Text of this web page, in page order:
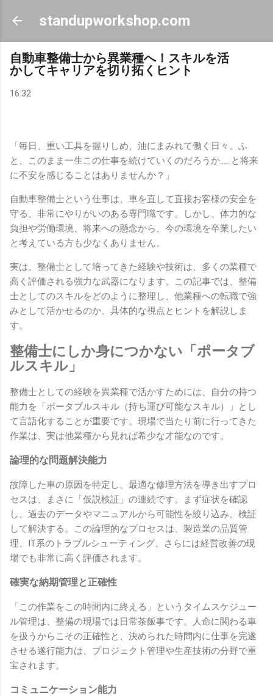
スキップしてメイン コンテンツに移動
standupworkshop.com
自動車整備士から異業種へ！スキルを活
かしてキャリアを切り拓くヒント
16:32
「毎日、重い工具を握りしめ、油にまみれて働く日々。ふ
と、このまま一生この仕事を続けていくのだろうか……と将来
に不安を感じることはありませんか？」
自動車整備士という仕事は、車を直して直接お客様の安全を
守る、非常にやりがいのある専門職です。しかし、体力的な
負担や労働環境、将来への懸念から、今の環境を卒業したい
と考えている方も少なくありません。
実は、整備士として培ってきた経験や技術は、多くの業種で
高く評価される強力な武器になります。この記事では、整備
士としてのスキルをどのように整理し、他業種への転職で強
みとして活かせるのか、具体的な視点とヒントを解説しま
す。
整備士にしか身につかない「ポータブ
ルスキル」
整備士としての経験を異業種で活かすためには、自分の持つ
能力を「ポータブルスキル（持ち運び可能なスキル）」とし
て言語化することが重要です。現場で当たり前に行ってきた
作業は、実は他業種から見れば希少な才能なのです。
論理的な問題解決能力
故障した車の原因を特定し、最適な修理方法を導き出すプロ
セスは、まさに「仮説検証」の連続です。まず症状を確認
し、過去のデータやマニュアルから可能性を絞り込み、検証
して解決する。この論理的なプロセスは、製造業の品質管
理、IT系のトラブルシューティング、さらには経営改善の現
場でも非常に高く評価されます。
確実な納期管理と正確性
「この作業をこの時間内に終える」というタイムスケジュー
ル管理は、整備の現場では日常茶飯事です。人命に関わる車
を扱うからこその正確性と、決められた時間内に仕事を完遂
させる遂行能力は、プロジェクト管理や生産技術の分野で重
宝されます。
コミュニケーション能力